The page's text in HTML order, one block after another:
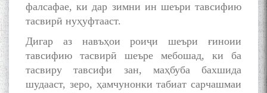
фалсафае, ки дар зимни ин шеъри тавсифию
тасвирӣ нуҳуфтааст.
Дигар аз навъҳои роиҷи шеъри ғиноии
тавсифию тасвирӣ шеъре мебошад, ки ба
тасвиру тавсифи зан, маҳбуба бахшида
шудааст, зеро, ҳамчунонки табиат сарчашмаи